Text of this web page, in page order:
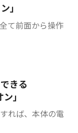
」
て前面から操作
きる
」
れば、本体の電